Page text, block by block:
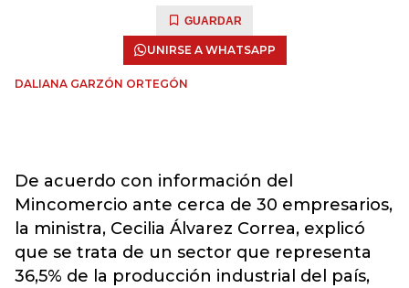
GUARDAR
UNIRSE A WHATSAPP
DALIANA GARZÓN ORTEGÓN
De acuerdo con información del
Mincomercio ante cerca de 30 empresarios,
la ministra, Cecilia Álvarez Correa, explicó
que se trata de un sector que representa
36,5% de la producción industrial del país,